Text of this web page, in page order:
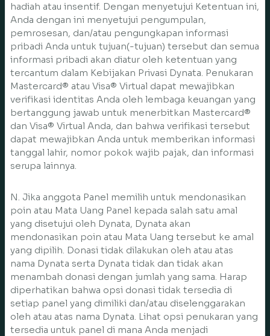
hadiah atau insentif. Dengan menyetujui Ketentuan ini,
Anda dengan ini menyetujui pengumpulan,
pemrosesan, dan/atau pengungkapan informasi
pribadi Anda untuk tujuan(-tujuan) tersebut dan semua
informasi pribadi akan diatur oleh ketentuan yang
tercantum dalam Kebijakan Privasi Dynata. Penukaran
Mastercard® atau Visa® Virtual dapat mewajibkan
verifikasi identitas Anda oleh lembaga keuangan yang
bertanggung jawab untuk menerbitkan Mastercard®
dan Visa® Virtual Anda, dan bahwa verifikasi tersebut
dapat mewajibkan Anda untuk memberikan informasi
tanggal lahir, nomor pokok wajib pajak, dan informasi
serupa lainnya.
N. Jika anggota Panel memilih untuk mendonasikan
poin atau Mata Uang Panel kepada salah satu amal
yang disetujui oleh Dynata, Dynata akan
mendonasikan poin atau Mata Uang tersebut ke amal
yang dipilih. Donasi tidak dilakukan oleh atau atas
nama Dynata serta Dynata tidak dan tidak akan
menambah donasi dengan jumlah yang sama. Harap
diperhatikan bahwa opsi donasi tidak tersedia di
setiap panel yang dimiliki dan/atau diselenggarakan
oleh atau atas nama Dynata. Lihat opsi penukaran yang
tersedia untuk panel di mana Anda menjadi